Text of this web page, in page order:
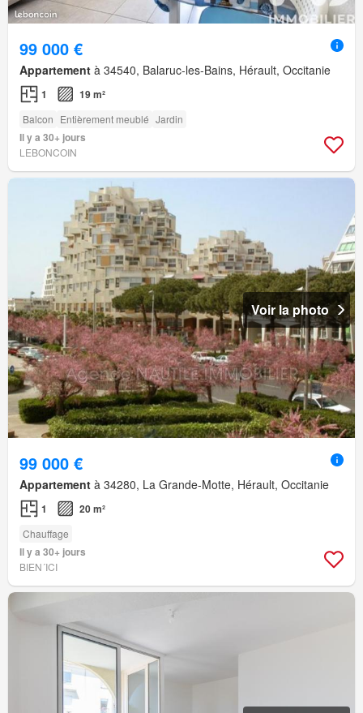
99 000 €
Appartement à 34540, Balaruc-les-Bains, Hérault, Occitanie
1 19 m²
Balcon Entièrement meublé Jardin
Il y a 30+ jours
LEBONCOIN
Voir la photo
99 000 €
Appartement à 34280, La Grande-Motte, Hérault, Occitanie
1 20 m²
Chauffage
Il y a 30+ jours
BIEN´ICI